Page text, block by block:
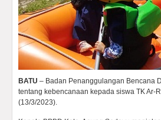
BATU – Badan Penanggulangan Bencana
tentang kebencanaan kepada siswa TK Ar-
(13/3/2023).